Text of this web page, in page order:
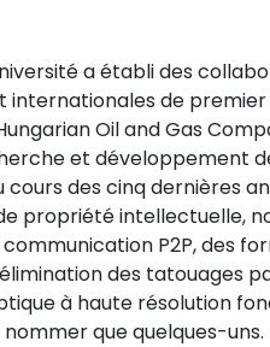
a établi des
de premier
Oil and Gas
et développement
cours des cinq dernières
propriété intellectuelle,
P2P, des
des tatouages
à haute résolution
que quelques-uns.